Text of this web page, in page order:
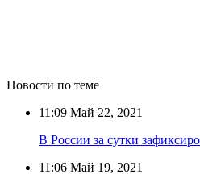
Новости по теме
11:09 Май 22, 2021
В России за сутки
11:06 Май 19, 2021